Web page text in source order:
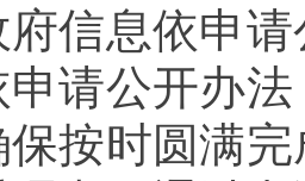
息依申请
申请公开办
按时圆满